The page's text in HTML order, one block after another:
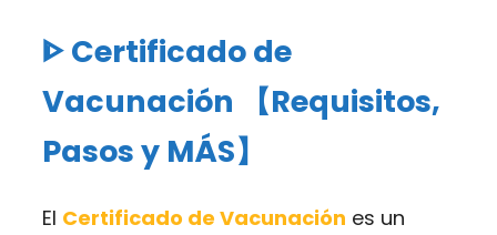
ᐈ Certificado de
Vacunación 【Requisitos,
Pasos y MÁS】
El Certificado de Vacunación es un